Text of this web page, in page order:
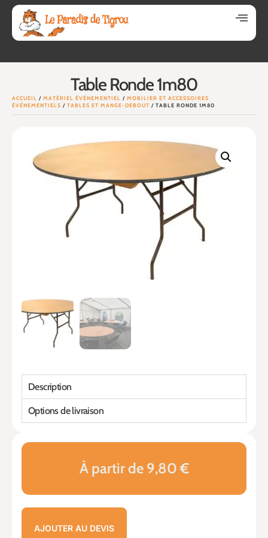
Table Ronde 1m80
ACCUEIL / MATÉRIEL ÉVÉNEMENTIEL / MOBILIER ET ACCESSOIRES
ÉVÉNEMENTIELS / TABLES ET MANGE-DEBOUT / TABLE RONDE 1M80
À partir de 9,80 €
AJOUTER AU DEVIS
Description
Options de livraison